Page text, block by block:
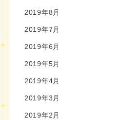
2019年8月
2019年7月
2019年6月
2019年5月
2019年4月
2019年3月
2019年2月